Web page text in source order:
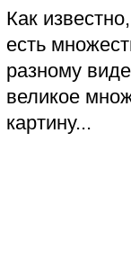
Как
есть
разному
великое
картину...